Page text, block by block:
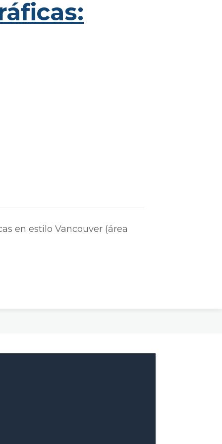
en estilo Vancouver (área